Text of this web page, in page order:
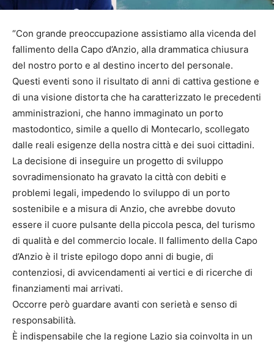
“Con grande preoccupazione assistiamo alla vicenda del
fallimento della Capo d’Anzio, alla drammatica chiusura
del nostro porto e al destino incerto del personale.
Questi eventi sono il risultato di anni di cattiva gestione e
di una visione distorta che ha caratterizzato le precedenti
amministrazioni, che hanno immaginato un porto
mastodontico, simile a quello di Montecarlo, scollegato
dalle reali esigenze della nostra città e dei suoi cittadini.
La decisione di inseguire un progetto di sviluppo
sovradimensionato ha gravato la città con debiti e
problemi legali, impedendo lo sviluppo di un porto
sostenibile e a misura di Anzio, che avrebbe dovuto
essere il cuore pulsante della piccola pesca, del turismo
di qualità e del commercio locale. Il fallimento della Capo
d’Anzio è il triste epilogo dopo anni di bugie, di
contenziosi, di avvicendamenti ai vertici e di ricerche di
finanziamenti mai arrivati.
Occorre però guardare avanti con serietà e senso di
responsabilità.
È indispensabile che la regione Lazio sia coinvolta in un